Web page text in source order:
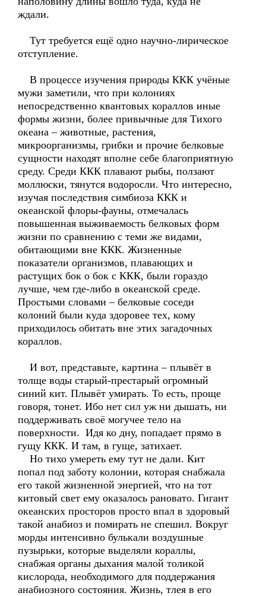
ждали.
Тут требуется ещё одно научно-лирическое
отступление.
В процессе изучения природы ККК учёные
мужи заметили, что при колониях
непосредственно квантовых кораллов иные
формы жизни, более привычные для Тихого
океана – животные, растения,
микроорганизмы, грибки и прочие белковые
сущности находят вполне себе благоприятную
среду. Среди ККК плавают рыбы, ползают
моллюски, тянутся водоросли. Что интересно,
изучая последствия симбиоза ККК и
океанской флоры-фауны, отмечалась
повышенная выживаемость белковых форм
жизни по сравнению с теми же видами,
обитающими вне ККК. Жизненные
показатели организмов, плавающих и
растущих бок о бок с ККК, были гораздо
лучше, чем где-либо в океанской среде.
Простыми словами – белковые соседи
колоний были куда здоровее тех, кому
приходилось обитать вне этих загадочных
кораллов.
И вот, представьте, картина – плывёт в
толще воды старый-престарый огромный
синий кит. Плывёт умирать. То есть, проще
говоря, тонет. Ибо нет сил уж ни дышать, ни
поддерживать своё могучее тело на
поверхности. Идя ко дну, попадает прямо в
гущу ККК. И там, в гуще, затихает.
Но тихо умереть ему тут не дали. Кит
попал под заботу колонии, которая снабжала
его такой жизненной энергией, что на тот
китовый свет ему оказалось рановато. Гигант
океанских просторов просто впал в здоровый
такой анабиоз и помирать не спешил. Вокруг
морды интенсивно булькали воздушные
пузырьки, которые выделяли кораллы,
снабжая органы дыхания малой толикой
кислорода, необходимого для поддержания
анабиозного состояния. Жизнь, тлея в его